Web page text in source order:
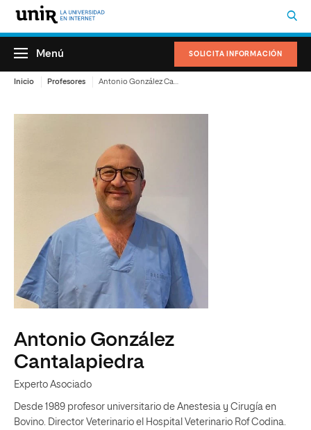
SOLICITA INFORMACIÓN
Menú
Inicio Profesores
Antonio González
Cantalapiedra
Experto Asociado
Desde 1989 profesor universitario de Anestesia y Cirugía en
Bovino. Director Veterinario el Hospital Veterinario Rof Codina.